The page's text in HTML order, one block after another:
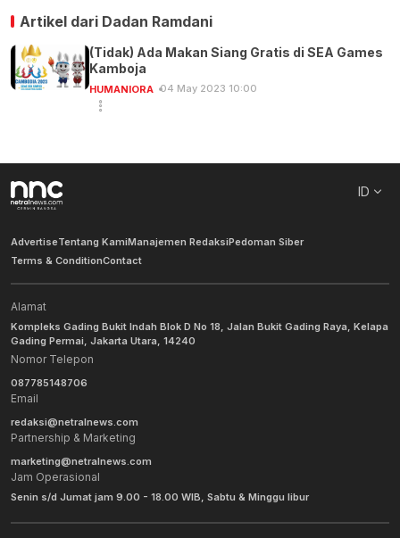
Artikel dari Dadan Ramdani
(Tidak) Ada Makan Siang Gratis di SEA Games
Kamboja
HUMANIORA 04 May 2023 10:00
ID
AdvertiseTentang KamiManajemen RedaksiPedoman Siber
Terms & ConditionContact
Alamat
Kompleks Gading Bukit Indah Blok D No 18, Jalan Bukit Gading Raya, Kelapa
Gading Permai, Jakarta Utara, 14240
Nomor Telepon
087785148706
Email
redaksi@netralnews.com
Partnership & Marketing
marketing@netralnews.com
Jam Operasional
Senin s/d Jumat jam 9.00 - 18.00 WIB, Sabtu & Minggu libur